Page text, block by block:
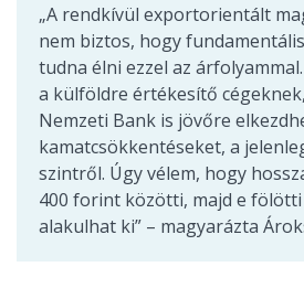
„A rendkívül exportorientált
nem biztos, hogy
tudna élni ezzel az
a külföldre értékesítő
Nemzeti Bank is jövőre
kamatcsökkentéseket, a
szintről. Úgy vélem, hogy
400 forint közötti, majd e
alakulhat ki” – magyarázta